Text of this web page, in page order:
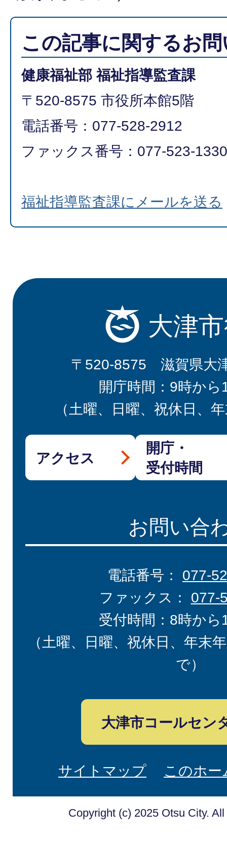
この記事に関するお
健康福祉部 福祉指導監査課
〒520-8575 市役所本館5階
電話番号：077-528-2912
ファックス番号：077-523-1330
福祉指導監査課にメールを送る
大津
〒520-8575 滋賀県大
開庁時間：9時から
（土曜、日曜、祝休日、
アクセス
開庁・
受付時間
お問い合
電話番号： 077-
ファックス： 077-
受付時間：8時から
（土曜、日曜、祝休日、年末
で）
大津市コールセン
サイトマップ このホ
Copyright (c) 2025 Otsu City.